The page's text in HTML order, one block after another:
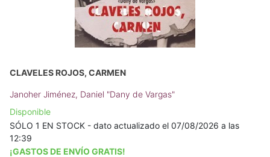
CLAVELES ROJOS, CARMEN
Janoher Jiménez, Daniel "Dany de Vargas"
Disponible
SÓLO 1 EN STOCK - dato actualizado el 07/08/2026 a las
12:39
¡GASTOS DE ENVÍO GRATIS!